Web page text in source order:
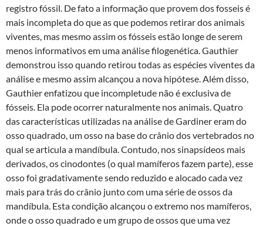
registro fóssil. De fato a informação que provem dos fosseis é
mais incompleta do que as que podemos retirar dos animais
viventes, mas mesmo assim os fósseis estão longe de serem
menos informativos em uma análise filogenética. Gauthier
demonstrou isso quando retirou todas as espécies viventes da
análise e mesmo assim alcançou a nova hipótese. Além disso,
Gauthier enfatizou que incompletude não é exclusiva de
fósseis. Ela pode ocorrer naturalmente nos animais. Quatro
das características utilizadas na análise de Gardiner eram do
osso quadrado, um osso na base do crânio dos vertebrados no
qual se articula a mandíbula. Contudo, nos sinapsídeos mais
derivados, os cinodontes (o qual mamíferos fazem parte), esse
osso foi gradativamente sendo reduzido e alocado cada vez
mais para trás do crânio junto com uma série de ossos da
mandíbula. Esta condição alcançou o extremo nos mamíferos,
onde o osso quadrado e um grupo de ossos que uma vez